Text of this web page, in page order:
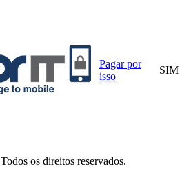
Pagar por
isso
SIM
os direitos reservados.